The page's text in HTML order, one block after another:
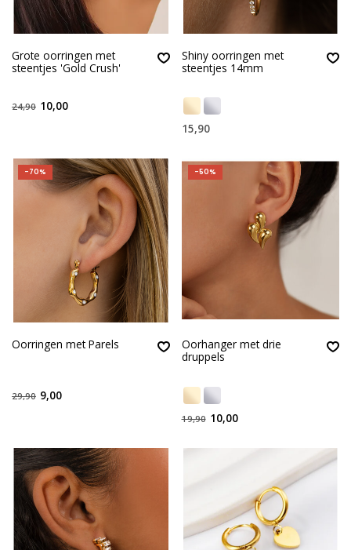
Grote oorringen met
steentjes 'Gold Crush'
24,90 10,00
Shiny oorringen met
steentjes 14mm
15,90
-70%
Oorringen met Parels
29,90 9,00
-50%
Oorhanger met drie
druppels
19,90 10,00